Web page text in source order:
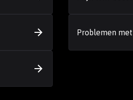
Problemen